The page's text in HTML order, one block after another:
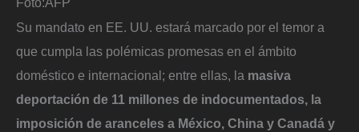
Su mandato en EE. UU. estará marcado por el temor a
que cumpla las polémicas promesas en el ámbito
doméstico e internacional; entre ellas, la masiva
deportación de 11 millones de indocumentados, la
imposición de aranceles a México, China y Canadá y